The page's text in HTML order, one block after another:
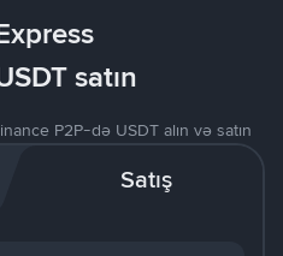
satın
P2P-də USDT alın və satın
Satış